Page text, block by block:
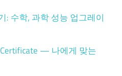
: 수학, 과학 성능 업그레이
Certificate — 나에게 맞는